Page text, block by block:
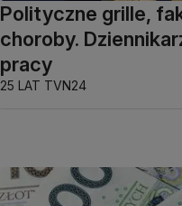
Polityczne grille,
choroby.
pracy
25 LAT TVN24